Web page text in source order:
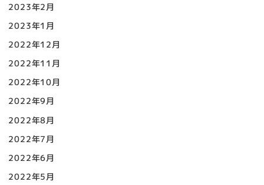
2023年2月
2023年1月
2022年12月
2022年11月
2022年10月
2022年9月
2022年8月
2022年7月
2022年6月
2022年5月